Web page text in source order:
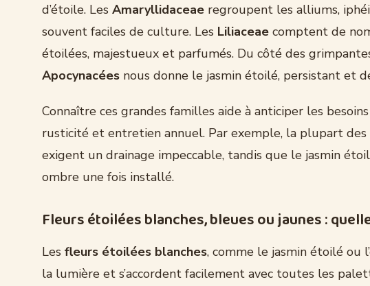
d’étoile. Les Amaryllidaceae regroupent les alliums,
souvent faciles de culture. Les Liliaceae comptent de
étoilées, majestueux et parfumés. Du côté des
Apocynacées nous donne le jasmin étoilé, persistant et
Connaître ces grandes familles aide à anticiper les
rusticité et entretien annuel. Par exemple, la plupart
exigent un drainage impeccable, tandis que le jasmin
ombre une fois installé.
Fleurs étoilées blanches, bleues ou jaunes :
Les fleurs étoilées blanches, comme le jasmin étoilé ou
la lumière et s’accordent facilement avec toutes les